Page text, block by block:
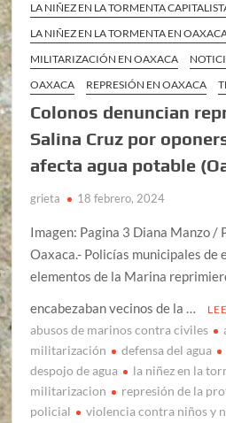
LA NIÑEZ EN LA TORMENTA
LA NIÑEZ EN LA TORMENTA EN
MILITARIZACIÓN EN OAXACA
OAXACA
REPRESIÓN EN OAXACA
Colonos denuncian
Salina Cruz por
afecta agua potable
grieta 18 febrero, 2024
Imagen: Pagina 3 Diana Manzo /
Oaxaca.- Policías municipales de
elementos de la Marina
encabezaban vecinos de la …
abusos de marinos contra civiles
militarización
defensa del agua
despojo de agua
la niñez en la
militarizacion
represión de la
policial
violencia contra niños y